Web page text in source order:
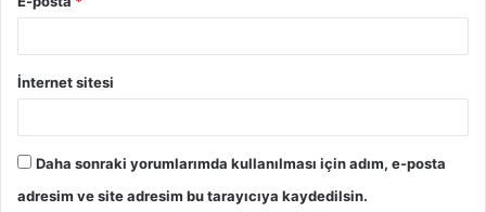
İnternet sitesi
Daha sonraki yorumlarımda kullanılması için adım, e-posta
adresim ve site adresim bu tarayıcıya kaydedilsin.